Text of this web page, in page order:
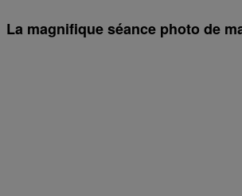
La magnifique séance photo de